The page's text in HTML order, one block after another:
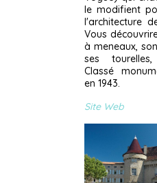
le modifient
l'architecture
Vous
à meneaux,
ses
Classé
en 1943.
Site Web